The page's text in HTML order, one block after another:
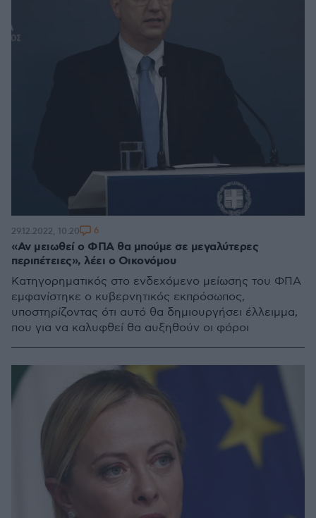
«Αν μειωθεί ο ΦΠΑ θα μπούμε σε μεγαλύτερες
περιπέτειες», λέει ο Οικονόμου
Κατηγορηματικός στο ενδεχόμενο μείωσης του ΦΠΑ
εμφανίστηκε ο κυβερνητικός εκπρόσωπος,
υποστηρίζοντας ότι αυτό θα δημιουργήσει έλλειμμα,
που για να καλυφθεί θα αυξηθούν οι φόροι
29.12.2022, 10:20 6